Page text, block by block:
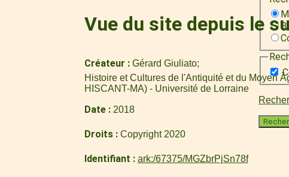
Vue du site depuis le
Créateur
Gérard Giuliato
Histoire et Cultures de l'Antiquité et du Moyen
HISCANT-MA) - Université de Lorraine
Date 2018
Droits Copyright 2020
Identifiant ark:/67375/MGZbrPjSn78f